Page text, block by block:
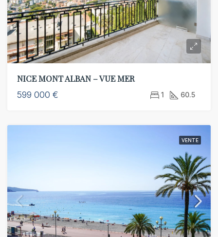
NICE MONT ALBAN – VUE MER
599 000 € 1 60.5
VENTE